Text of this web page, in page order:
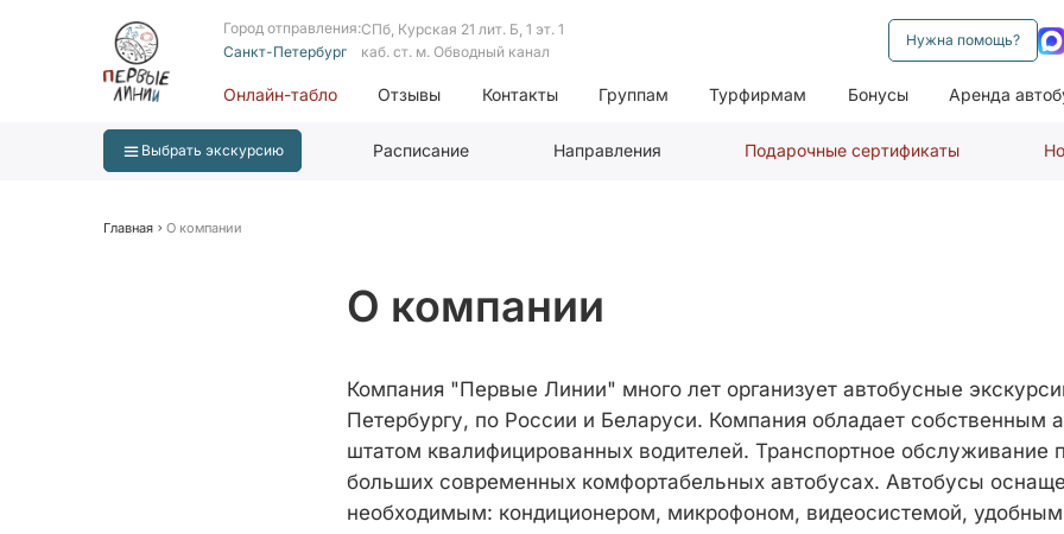
Город отправления:
Санкт-Петербург
СПб, Курская 21 лит. Б, 1 эт. 1
каб. ст. м. Обводный канал
Нужна помощь?
Онлайн-табло Отзывы Контакты Группам Турфирмам Бонусы Аренда
Выбрать экскурсию Расписание Направления Подарочные сертификаты
Главная О компании
О компании
Компания "Первые Линии" много лет организует автобусные
Петербургу, по России и Беларуси. Компания обладает собственным
штатом квалифицированных водителей. Транспортное обслуживание
больших современных комфортабельных автобусах. Автобусы
необходимым: кондиционером, микрофоном, видеосистемой,